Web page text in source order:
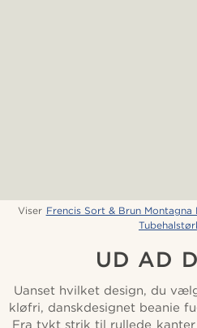
Viser Frencis Sort & Brun Montagna
UD AD
Uanset hvilket design, du
kløfri, danskdesignet beanie
Fra tykt strik til rullede